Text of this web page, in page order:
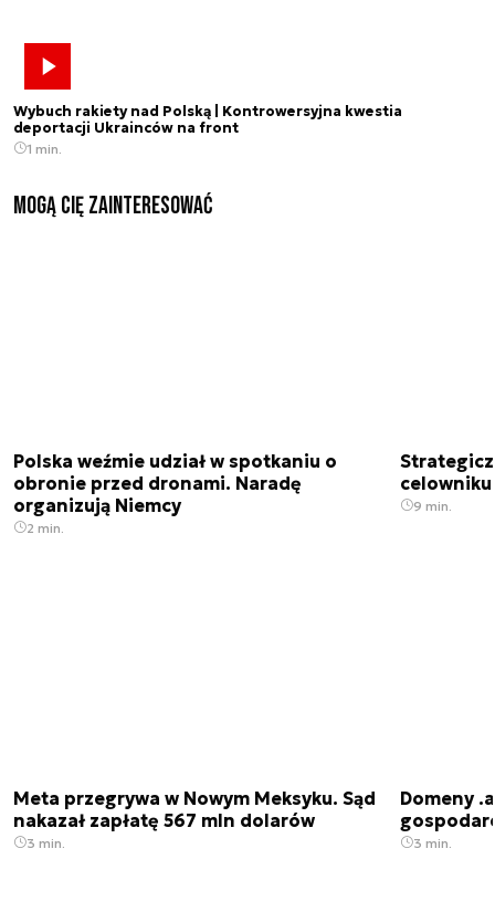
Wybuch rakiety nad Polską | Kontrowersyjna kwestia
deportacji Ukrainców na front
1 min.
Mogą Cię zainteresować
Polska weźmie udział w spotkaniu o
obronie przed dronami. Naradę
organizują Niemcy
2 min.
9 min.
Meta przegrywa w Nowym Meksyku. Sąd
nakazał zapłatę 567 mln dolarów
3 min.
Domeny
3 min.